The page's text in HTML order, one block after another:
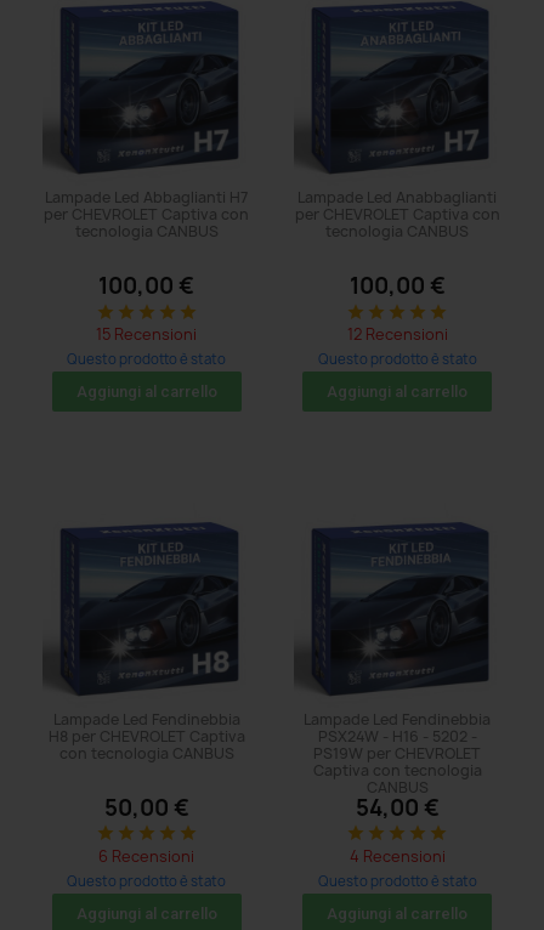
Lampade Led Abbaglianti H7
per CHEVROLET Captiva con
tecnologia CANBUS
100,00 €
star star star star star
15 Recensioni
Questo prodotto è stato
acquistato: 5 volte
Aggiungi al carrello
Lampade Led Anabbaglianti
per CHEVROLET Captiva con
tecnologia CANBUS
100,00 €
star star star star star
12 Recensioni
Questo prodotto è stato
acquistato: 5 volte
Aggiungi al carrello
Lampade Led Fendinebbia
H8 per CHEVROLET Captiva
con tecnologia CANBUS
50,00 €
star star star star star
6 Recensioni
Questo prodotto è stato
acquistato: 5 volte
Aggiungi al carrello
Lampade Led Fendinebbia
PSX24W - H16 - 5202 -
PS19W per CHEVROLET
Captiva con tecnologia
CANBUS
54,00 €
star star star star star
4 Recensioni
Questo prodotto è stato
acquistato: 5 volte
Aggiungi al carrello